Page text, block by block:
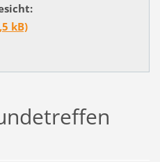
kB)